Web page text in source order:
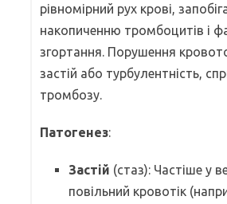
рівномірний рух крові,
накопиченню тромбоцитів і
згортання. Порушення
застій або турбулентність,
тромбозу.
Патогенез:
Застій (стаз): Частіше у
повільний кровотік